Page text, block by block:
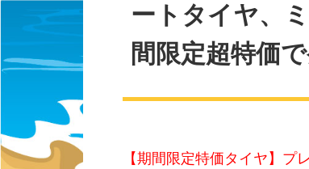
ートタイヤ、
間限定超特価
【期間限定特価タイヤ】プ